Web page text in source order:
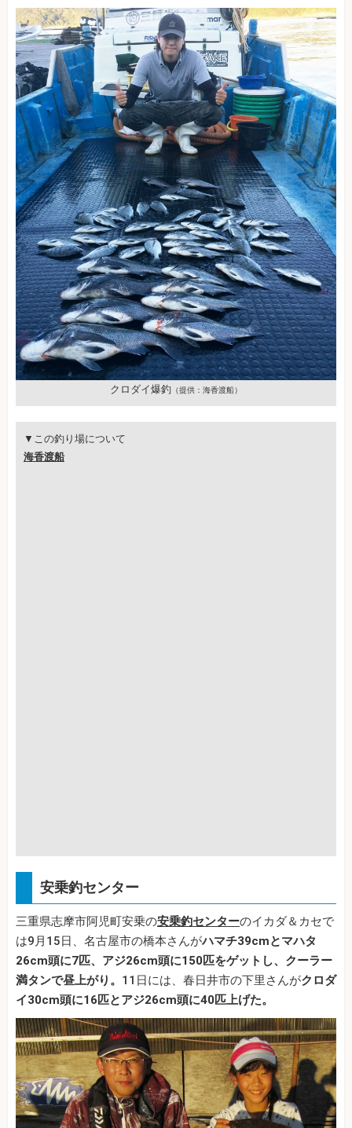
クロダイ爆釣 （提供：海香渡船）
▼この釣り場について
海香渡船
安乗釣センター
三重県志摩市阿児町安乗の安乗釣センターのイカダ＆カセで
は9月15日、名古屋市の橋本さんがハマチ39cmとマハタ
26cm頭に7匹、アジ26cm頭に150匹をゲットし、クーラー
満タンで昼上がり。 11日には、春日井市の下里さんがクロダ
イ30cm頭に16匹とアジ26cm頭に40匹上げた。